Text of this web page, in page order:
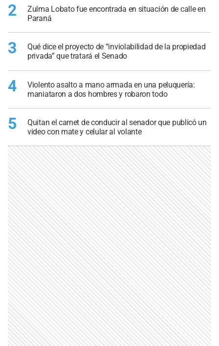
2
Zulma Lobato fue encontrada en situación de calle en
Paraná
3
Qué dice el proyecto de “inviolabilidad de la propiedad
privada” que tratará el Senado
4
Violento asalto a mano armada en una peluquería:
maniataron a dos hombres y robaron todo
5
Quitan el carnet de conducir al senador que publicó un
video con mate y celular al volante